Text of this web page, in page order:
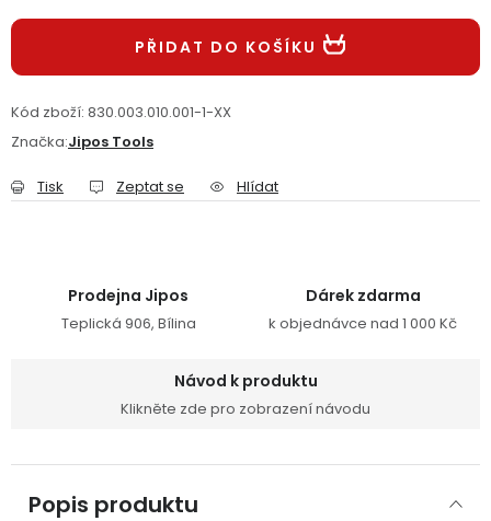
Reklamační formulář Odstoupení ve lhůtě 14 dní
Obchodní podmínky
PŘIDAT DO KOŠÍKU
Kód zboží: 830.003.010.001-1-XX
Značka:Jipos Tools
Tisk Zeptat se Hlídat
Prodejna Jipos
Teplická 906, Bílina
Dárek zdarma
k objednávce nad 1 000 Kč
Návod k produktu
Klikněte zde pro zobrazení návodu
Popis produktu